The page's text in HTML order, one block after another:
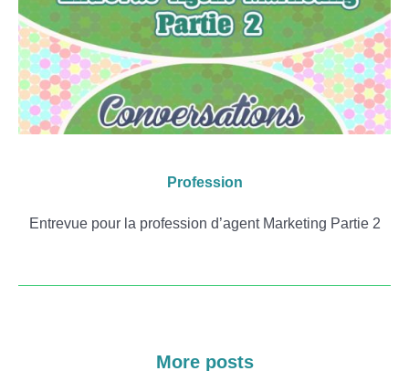
Profession
Entrevue pour la profession d’agent Marketing Partie 2
More posts